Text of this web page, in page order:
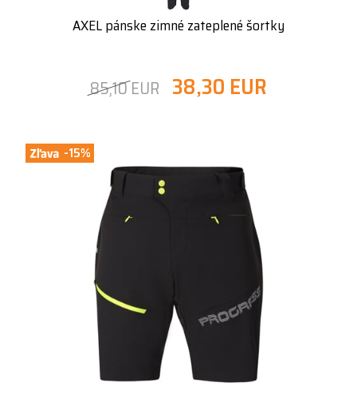
AXEL pánske zimné zateplené šortky
85,10 EUR 38,30 EUR
-15%